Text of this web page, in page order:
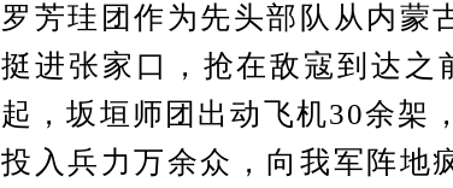
罗芳珪团作为先头部队从内蒙
挺进张家口，抢在敌寇到达之
起，坂垣师团出动飞机30余架
投入兵力万余众，向我军阵地